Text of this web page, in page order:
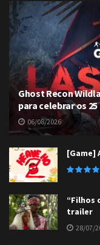
Ghost Recon
para celebrar os
06/08/2026
[Game]
“Filhos
trailer
28/07/